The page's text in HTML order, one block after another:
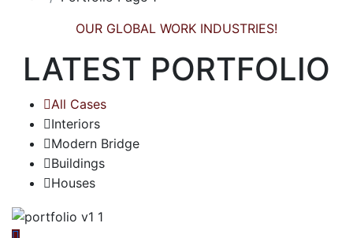
OUR GLOBAL WORK INDUSTRIES!
LATEST PORTFOLIO
All Cases
Interiors
Modern Bridge
Buildings
Houses